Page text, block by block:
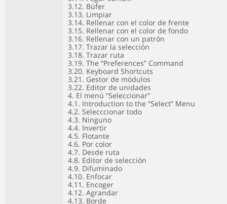
3.12. Búfer
3.13. Limpiar
3.14. Rellenar con el color de frente
3.15. Rellenar con el color de fondo
3.16. Rellenar con un patrón
3.17. Trazar la selección
3.18. Trazar ruta
3.19. The “Preferences” Command
3.20. Keyboard Shortcuts
3.21. Gestor de módulos
3.22. Editor de unidades
4. El menú “Seleccionar”
4.1. Introduction to the “Select” Menu
4.2. Selecccionar todo
4.3. Ninguno
4.4. Invertir
4.5. Flotante
4.6. Por color
4.7. Desde ruta
4.8. Editor de selección
4.9. Difuminado
4.10. Enfocar
4.11. Encoger
4.12. Agrandar
4.13. Borde